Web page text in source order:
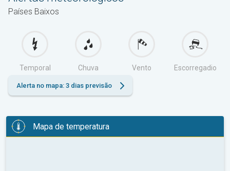
Países Baixos
Temporal Chuva Vento Escorregadio
Alerta no mapa: 3 dias previsão
Mapa de temperatura